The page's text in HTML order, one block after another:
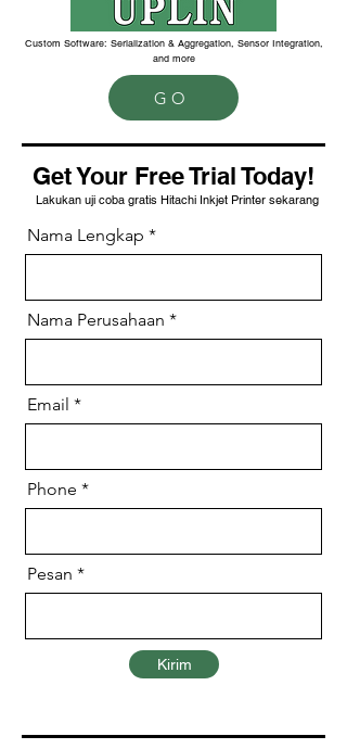
Custom Software: Serialization & Aggregation, Sensor Integration,
and more
GO
Get Your Free Trial Today!
Lakukan uji coba gratis Hitachi Inkjet Printer sekarang
Nama Lengkap
Nama Perusahaan
Email
Phone
Pesan
Kirim